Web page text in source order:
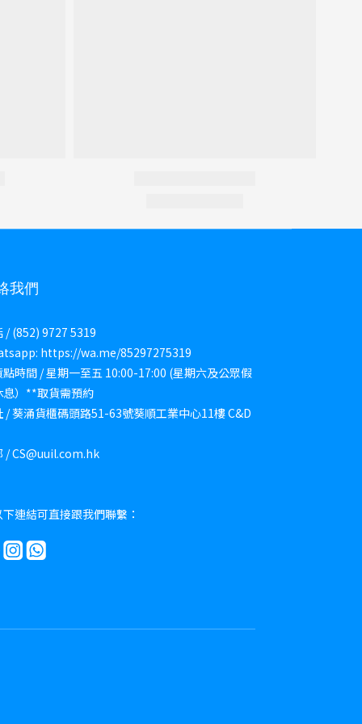
我們
/ (852) 9727 5319
https://wa.me/85297275319
點時間 / 星期一至五 10:00-17:00 (星期六及公眾假
息）**取貨需預約
/ 葵涌貨櫃碼頭路51-63號葵順工業中心11樓 C&D
/ CS@uuil.com.hk
連結可直接跟我們聯繫：